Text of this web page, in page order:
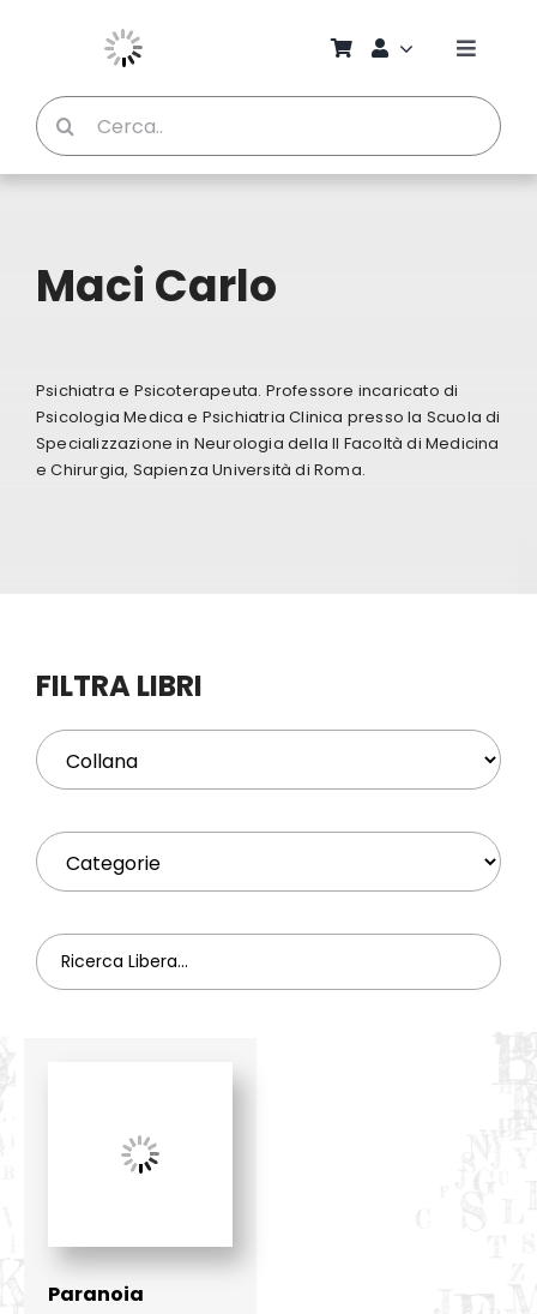
Toggle
Chi
Profilo
Cerca
per:
Maci Carlo
Psichiatra e Psicoterapeuta. Professore incaricato di
Psicologia Medica e Psichiatria Clinica presso la Scuola di
Specializzazione in Neurologia della II Facoltà di Medicina
e Chirurgia, Sapienza Università di Roma.
FILTRA LIBRI
Paranoia